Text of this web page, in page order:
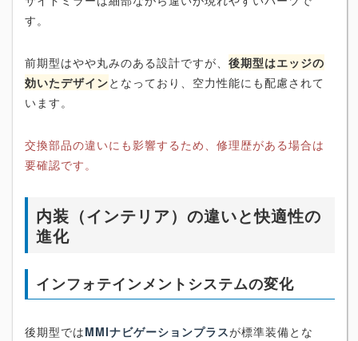
す。
前期型はやや丸みのある設計ですが、 後期型はエッジの
効いたデザインとなっており、空力性能にも配慮されて
います。
交換部品の違いにも影響するため、修理歴がある場合は
要確認です。
内装（インテリア）の違いと快適性の
進化
インフォテインメントシステムの変化
後期型ではMMIナビゲーションプラスが標準装備とな